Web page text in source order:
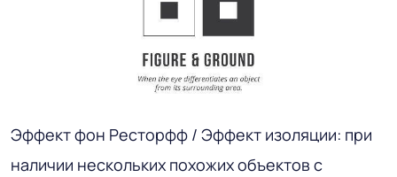
Эффект фон Ресторфф / Эффект изоляции: при
наличии нескольких похожих объектов с